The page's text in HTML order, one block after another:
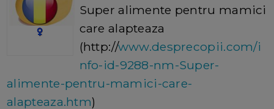
Super alimente pentru mamici
care alapteaza
(http://www.desprecopii.com/i
nfo-id-9288-nm-Super-
alimente-pentru-mamici-care-
alapteaza.htm)